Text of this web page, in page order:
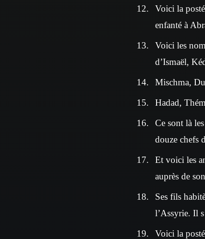
Voici la
enfanté à
Voici les
d’Ismaël,
Mischma,
Hadad,
Ce sont là
douze chefs
Et voici les
auprès de
Ses fils
l’Assyrie. Il
Voici la